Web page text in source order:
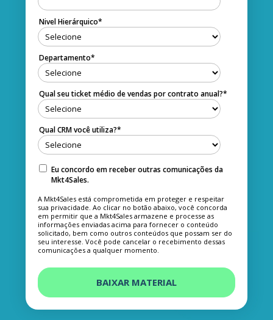
Nivel Hierárquico*
Departamento*
Qual seu ticket médio de vendas por contrato anual?*
Qual CRM você utiliza?*
Eu concordo em receber outras comunicações da
Mkt4Sales.
A Mkt4Sales está comprometida em proteger e respeitar
sua privacidade. Ao clicar no botão abaixo, você concorda
em permitir que a Mkt4Sales armazene e processe as
informações enviadas acima para fornecer o conteúdo
solicitado, bem como outros conteúdos que possam ser do
seu interesse. Você pode cancelar o recebimento dessas
comunicações a qualquer momento.